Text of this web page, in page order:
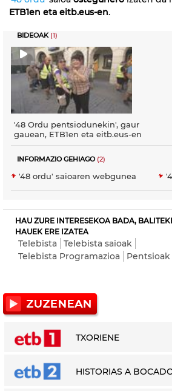
ETB1en eta eitb.eus-en.
BIDEOAK (1)
'48 Ordu pentsiodunekin', gaur
gauean, ETB1en eta eitb.eus-en
INFORMAZIO GEHIAGO(2)
'48 ordu' saioaren webgunea
HAU ZURE INTERESEKOA BADA,
HAUEK ERE IZATEA
Telebista
Telebista saioak
Telebista Programazioa
Pentsioak
TXORIENE
HISTORIAS A